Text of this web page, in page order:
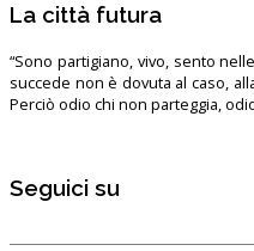
La città futura
“Sono partigiano, vivo, sento
succede non è dovuta al caso,
Perciò odio chi non parteggia,
Seguici su